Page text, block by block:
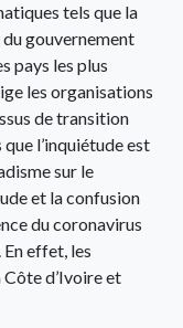
tels que la
gouvernement
pays les plus
les organisations
de transition
l’inquiétude est
sur le
et la confusion
du coronavirus
effet, les
d’Ivoire et